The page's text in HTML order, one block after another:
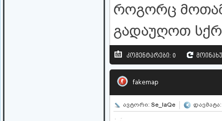
როგორც
გადაუღოთ
კომენტარები: 0
fakemap
ავტორი: Se_IaQe დაემატა: